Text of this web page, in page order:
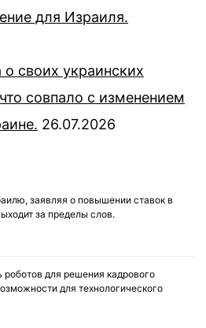
для Израиля.
своих украинских
совпало с изменением
26.07.2026
заявляя о повышении ставок в
за пределы слов.
для решения кадрового
для технологического